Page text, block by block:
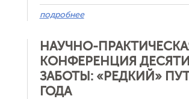
подробнее
НАУЧНО-
КОНФЕРЕНЦИЯ
ЗАБОТЫ: «РЕДКИЙ»
ГОДА